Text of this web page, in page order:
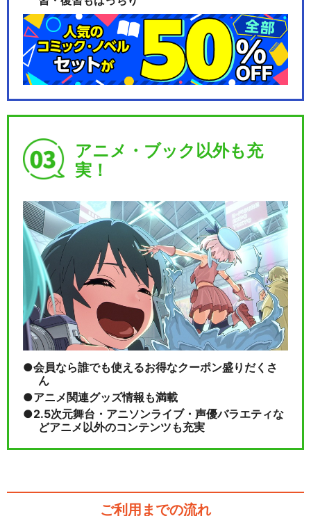
乃木坂46“5期生”版 ミュージ
カル「美少女戦…
乃木坂46“5期生”版 ミュージ
閉じる
アニメ・ブック以外も充
実！
会員なら誰でも使えるお得なクーポン盛りだくさ
ん
アニメ関連グッズ情報も満載
2.5次元舞台・アニソンライブ・声優バラエティな
どアニメ以外のコンテンツも充実
ご利用までの流れ